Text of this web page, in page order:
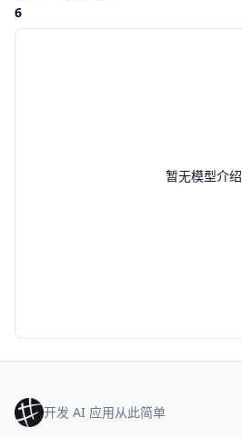
暂无模型介绍
6
开发 AI 应用从此简单